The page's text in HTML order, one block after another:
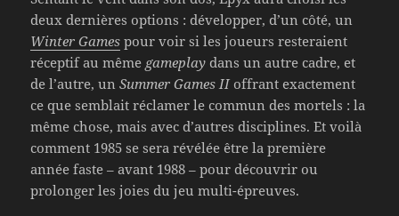
deux dernières options : développer, d’un côté, un
Winter Games pour voir si les joueurs resteraient
réceptif au même gameplay dans un autre cadre, et
de l’autre, unSummer Games IIoffrant exactement
ce que semblait réclamer le commun des mortels : la
même chose, mais avec d’autres disciplines. Et voilà
comment 1985 se sera révélée être la première
année faste – avant 1988 – pour découvrir ou
prolonger les joies du jeu multi-épreuves.